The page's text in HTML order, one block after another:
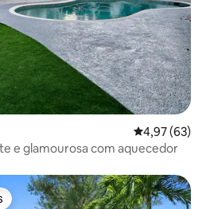
4,97 de uma
4,97 (63)
e glamourosa com aquecedor